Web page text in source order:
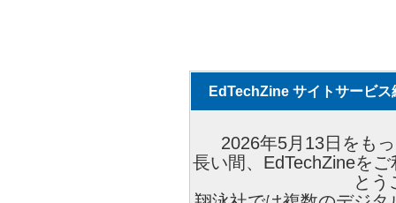
EdTechZine サイトサービス
2026年5月13日をも
長い間、EdTechZineを
とう